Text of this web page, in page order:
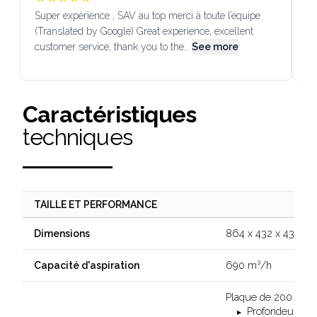
Super expérience , SAV au top merci à toute l’équipe
(Translated by Google) Great experience, excellent
customer service, thank you to the…
See more
Caractéristiques
techniques
TAILLE ET PERFORMANCE
Dimensions 864 x 432 x 432
Capacité d'aspiration 690 m³/h
Plaque de 200 x
Profondeur de